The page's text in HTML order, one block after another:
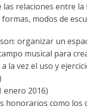
relaciones entre
modos de
organizar un
musical para
la vez el uso y
enero 2016)
honorarios como